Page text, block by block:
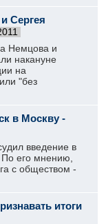
Сергея
Немцова и
накануне
на
"без
в Москву -
введение в
его мнению,
с обществом -
итоги